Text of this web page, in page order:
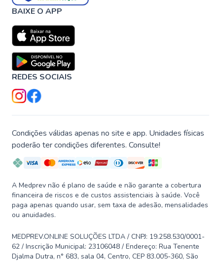
BAIXE O APP
REDES SOCIAIS
Condições válidas apenas no site e app. Unidades físicas
poderão ter condições diferentes. Consulte!
A Medprev não é plano de saúde e não garante a cobertura
financeira de riscos e de custos assistenciais à saúde. Você
paga apenas quando usar, sem taxa de adesão, mensalidades
ou anuidades.
MEDPREV.ONLINE SOLUÇÕES LTDA / CNPJ: 19.258.530/0001-
62 / Inscrição Municipal: 23106048 / Endereço: Rua Tenente
Djalma Dutra, n° 683, sala 04, Centro, CEP 83.005-360, São